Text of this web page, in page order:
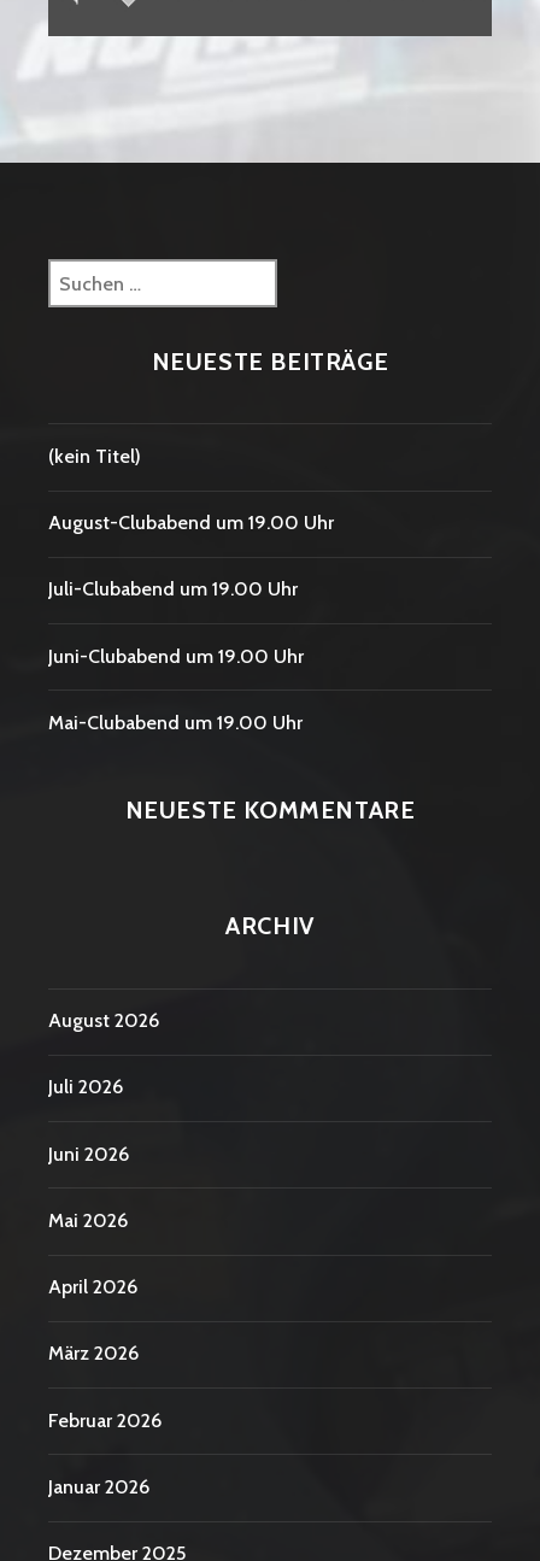
Suchen
nach:
NEUESTE BEITRÄGE
(kein Titel)
August-Clubabend um 19.00 Uhr
Juli-Clubabend um 19.00 Uhr
Juni-Clubabend um 19.00 Uhr
Mai-Clubabend um 19.00 Uhr
NEUESTE KOMMENTARE
ARCHIV
August 2026
Juli 2026
Juni 2026
Mai 2026
April 2026
März 2026
Februar 2026
Januar 2026
Dezember 2025